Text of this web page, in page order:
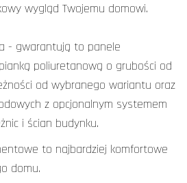
wygląd Twojemu domowi.
- gwarantują to panele
poliuretanową o grubości od
od wybranego wariantu oraz
z opcjonalnym systemem
i ścian budynku.
to najbardziej komfortowe
domu.